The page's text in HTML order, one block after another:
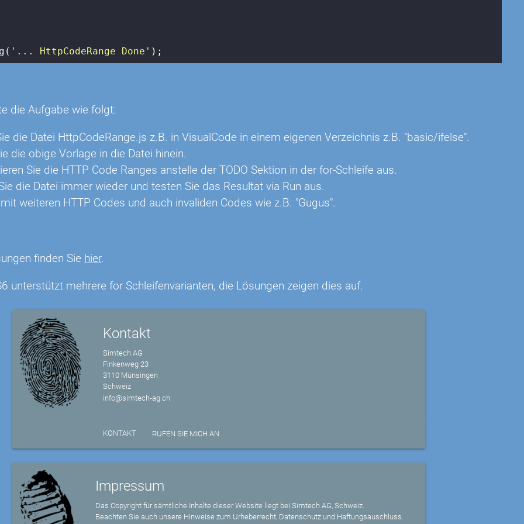
'... HttpCodeRange Done' );
die Aufgabe wie folgt:
die Datei HttpCodeRange.js z.B. in VisualCode in einem eigenen Verzeichnis z.B. "basic/ifelse".
die obige Vorlage in die Datei hinein.
Sie die HTTP Code Ranges anstelle der TODO Sektion in der for-Schleife aus.
die Datei immer wieder und testen Sie das Resultat via Run aus.
weiteren HTTP Codes und auch invaliden Codes wie z.B. "Gugus".
finden Sie hier.
unterstützt mehrere for Schleifenvarianten, die Lösungen zeigen dies auf.
Kontakt
Simtech AG
Finkenweg 23
3110 Münsingen
Schweiz
info@simtech-ag.ch
KONTAKT RUFEN SIE MICH AN
Impressum
Das Copyright für sämtliche Inhalte dieser Website liegt bei Simtech AG, Schweiz.
Beachten Sie auch unsere Hinweise zum Urheberrecht, Datenschutz und Haftungsauschluss.